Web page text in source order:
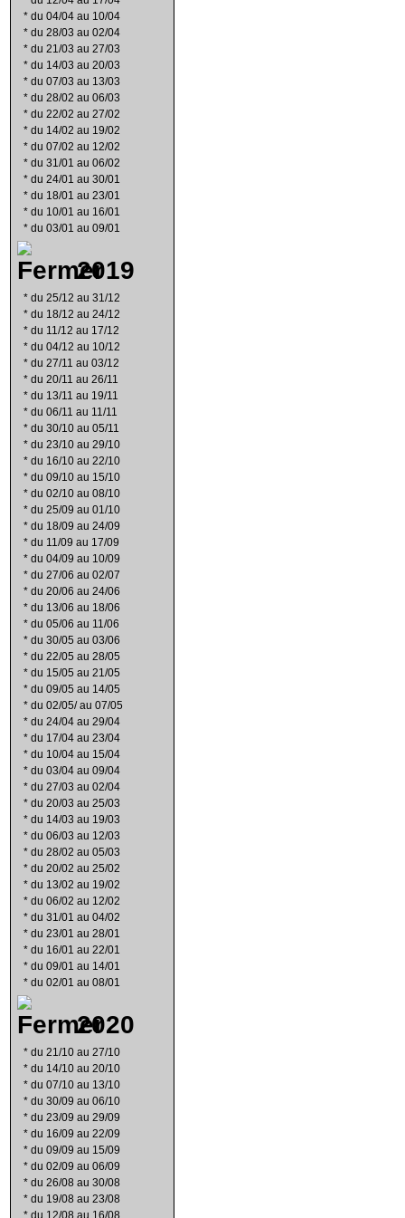
* du 04/04 au 10/04
* du 28/03 au 02/04
* du 21/03 au 27/03
* du 14/03 au 20/03
* du 07/03 au 13/03
* du 28/02 au 06/03
* du 22/02 au 27/02
* du 14/02 au 19/02
* du 07/02 au 12/02
* du 31/01 au 06/02
* du 24/01 au 30/01
* du 18/01 au 23/01
* du 10/01 au 16/01
* du 03/01 au 09/01
2019
* du 25/12 au 31/12
* du 18/12 au 24/12
* du 11/12 au 17/12
* du 04/12 au 10/12
* du 27/11 au 03/12
* du 20/11 au 26/11
* du 13/11 au 19/11
* du 06/11 au 11/11
* du 30/10 au 05/11
* du 23/10 au 29/10
* du 16/10 au 22/10
* du 09/10 au 15/10
* du 02/10 au 08/10
* du 25/09 au 01/10
* du 18/09 au 24/09
* du 11/09 au 17/09
* du 04/09 au 10/09
* du 27/06 au 02/07
* du 20/06 au 24/06
* du 13/06 au 18/06
* du 05/06 au 11/06
* du 30/05 au 03/06
* du 22/05 au 28/05
* du 15/05 au 21/05
* du 09/05 au 14/05
* du 02/05/ au 07/05
* du 24/04 au 29/04
* du 17/04 au 23/04
* du 10/04 au 15/04
* du 03/04 au 09/04
* du 27/03 au 02/04
* du 20/03 au 25/03
* du 14/03 au 19/03
* du 06/03 au 12/03
* du 28/02 au 05/03
* du 20/02 au 25/02
* du 13/02 au 19/02
* du 06/02 au 12/02
* du 31/01 au 04/02
* du 23/01 au 28/01
* du 16/01 au 22/01
* du 09/01 au 14/01
* du 02/01 au 08/01
2020
* du 21/10 au 27/10
* du 14/10 au 20/10
* du 07/10 au 13/10
* du 30/09 au 06/10
* du 23/09 au 29/09
* du 16/09 au 22/09
* du 09/09 au 15/09
* du 02/09 au 06/09
* du 26/08 au 30/08
* du 19/08 au 23/08
* du 12/08 au 16/08